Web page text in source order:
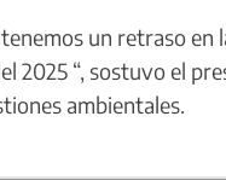
un retraso en
2025 “, sostuvo el
ambientales.